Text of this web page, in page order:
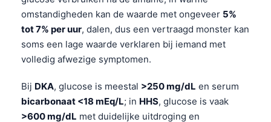
omstandigheden kan de waarde met ongeveer 5%
tot 7% per uur, dalen, dus een vertraagd monster kan
soms een lage waarde verklaren bij iemand met
volledig afwezige symptomen.
Bij DKA, glucose is meestal >250 mg/dL en serum
bicarbonaat <18 mEq/L; in HHS, glucose is vaak
>600 mg/dL met duidelijke uitdroging en